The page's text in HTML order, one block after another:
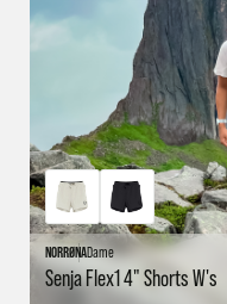
NORRØNADame
Senja Flex1 4" Shorts W's